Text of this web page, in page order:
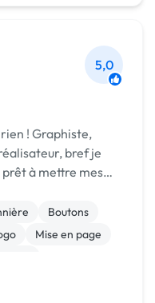
5,0
! Graphiste,
bref je
à mettre mes
la France et ...
Boutons
Mise en page